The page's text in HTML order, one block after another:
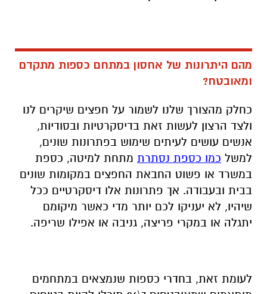
מהם היתרונות של אחסון במתחם כספות מתקדם
ומאובטח?
כחלק מהצורך שלנו לשמור על חפצים שיקרים לנו
ולצד הרצון לעשות זאת בדיסקרטיות ובסודיות,
אנשים עושים לעיתים שימוש בפתרונות שונים,
למשל כמו כספת נסתרת מתחת למיטה, כספת
במשרד או פשוט החבאת החפצים במקומות שונים
בבית ובעבודה. אך פתרונות אלו דיסקרטיים ככל
שיהיו, לא יעניקו לכם יותר מדי כאשר מיקומם
יתגלה או במקרי פריצה, גניבה או אפילו שריפה.
לעומת זאת, בחדרי כספות שנמצאים במתחמים